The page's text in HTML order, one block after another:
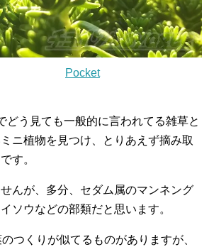
Pocket
どう見ても一般的に言われてる雑草と
ニ植物を見つけ、とりあえず摘み取
す。
んが、多分、セダム属のマンネング
ソウなどの部類だと思います。
つくりが似てるものがありますが、